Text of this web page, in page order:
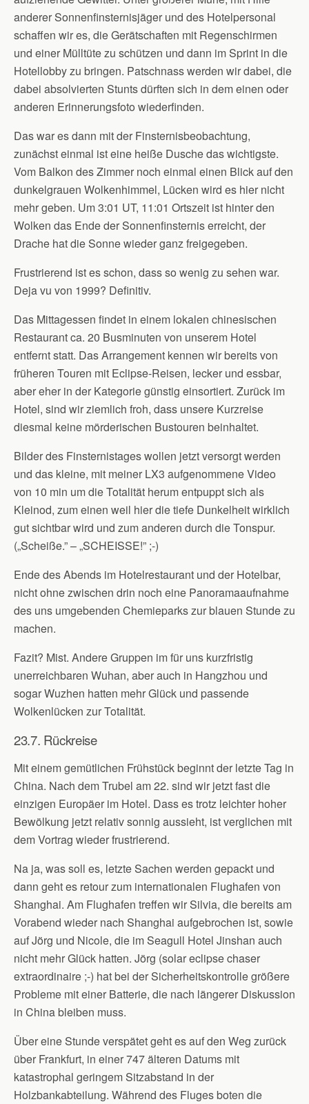
anderer Sonnenfinsternisjäger und des Hotelpersonal
schaffen wir es, die Gerätschaften mit Regenschirmen
und einer Mülltüte zu schützen und dann im Sprint in die
Hotellobby zu bringen. Patschnass werden wir dabei, die
dabei absolvierten Stunts dürften sich in dem einen oder
anderen Erinnerungsfoto wiederfinden.
Das war es dann mit der Finsternisbeobachtung,
zunächst einmal ist eine heiße Dusche das wichtigste.
Vom Balkon des Zimmer noch einmal einen Blick auf den
dunkelgrauen Wolkenhimmel, Lücken wird es hier nicht
mehr geben. Um 3:01 UT, 11:01 Ortszeit ist hinter den
Wolken das Ende der Sonnenfinsternis erreicht, der
Drache hat die Sonne wieder ganz freigegeben.
Frustrierend ist es schon, dass so wenig zu sehen war.
Deja vu von 1999? Definitiv.
Das Mittagessen findet in einem lokalen chinesischen
Restaurant ca. 20 Busminuten von unserem Hotel
entfernt statt. Das Arrangement kennen wir bereits von
früheren Touren mit Eclipse-Reisen, lecker und essbar,
aber eher in der Kategorie günstig einsortiert. Zurück im
Hotel, sind wir ziemlich froh, dass unsere Kurzreise
diesmal keine mörderischen Bustouren beinhaltet.
Bilder des Finsternistages wollen jetzt versorgt werden
und das kleine, mit meiner LX3 aufgenommene Video
von 10 min um die Totalität herum entpuppt sich als
Kleinod, zum einen weil hier die tiefe Dunkelheit wirklich
gut sichtbar wird und zum anderen durch die Tonspur.
(„Scheiße.” – „SCHEISSE!” ;-)
Ende des Abends im Hotelrestaurant und der Hotelbar,
nicht ohne zwischen drin noch eine Panoramaaufnahme
des uns umgebenden Chemieparks zur blauen Stunde zu
machen.
Fazit? Mist. Andere Gruppen im für uns kurzfristig
unerreichbaren Wuhan, aber auch in Hangzhou und
sogar Wuzhen hatten mehr Glück und passende
Wolkenlücken zur Totalität.
23.7. Rückreise
Mit einem gemütlichen Frühstück beginnt der letzte Tag in
China. Nach dem Trubel am 22. sind wir jetzt fast die
einzigen Europäer im Hotel. Dass es trotz leichter hoher
Bewölkung jetzt relativ sonnig aussieht, ist verglichen mit
dem Vortrag wieder frustrierend.
Na ja, was soll es, letzte Sachen werden gepackt und
dann geht es retour zum internationalen Flughafen von
Shanghai. Am Flughafen treffen wir Silvia, die bereits am
Vorabend wieder nach Shanghai aufgebrochen ist, sowie
auf Jörg und Nicole, die im Seagull Hotel Jinshan auch
nicht mehr Glück hatten. Jörg (solar eclipse chaser
extraordinaire ;-) hat bei der Sicherheitskontrolle größere
Probleme mit einer Batterie, die nach längerer Diskussion
in China bleiben muss.
Über eine Stunde verspätet geht es auf den Weg zurück
über Frankfurt, in einer 747 älteren Datums mit
katastrophal geringem Sitzabstand in der
Holzbankabteilung. Während des Fluges boten die